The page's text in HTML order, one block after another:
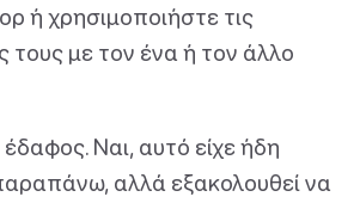
ή χρησιμοποιήστε τις
τους με τον ένα ή τον άλλο
έδαφος. Ναι, αυτό είχε ήδη
αλλά εξακολουθεί να